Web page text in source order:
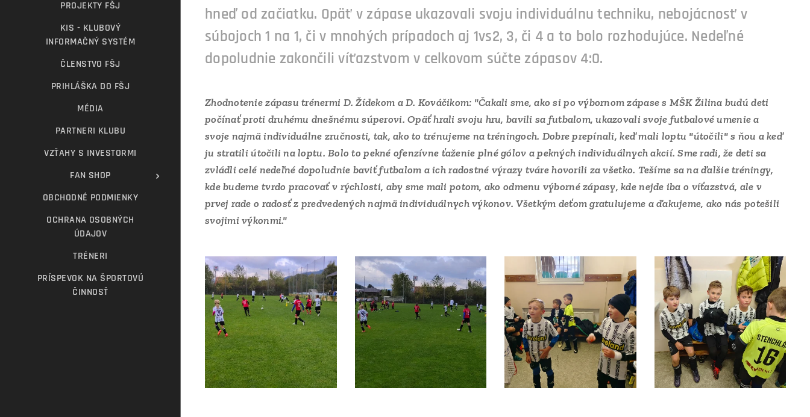
PROJEKTY FŠJ
KIS - KLUBOVÝ
INFORMAČNÝ SYSTÉM
ČLENSTVO FŠJ
PRIHLÁŠKA DO FŠJ
MÉDIA
PARTNERI KLUBU
VZŤAHY S INVESTORMI
FAN SHOP
OBCHODNÉ PODMIENKY
OCHRANA OSOBNÝCH
ÚDAJOV
TRÉNERI
PRÍSPEVOK NA ŠPORTOVÚ
ČINNOSŤ
hneď od začiatku. Opäť v zápase ukazovali svoju individuálnu techniku, nebojácnosť v
súbojoch 1 na 1, či v mnohých prípadoch aj 1vs2, 3, či 4 a to bolo rozhodujúce. Nedeľné
dopoludnie zakončili víťazstvom v celkovom súčte zápasov 4:0.
Zhodnotenie zápasu trénermi D. Žídekom a D. Kováčikom: "Čakali sme, ako si po výbornom zápase s MŠK Žilina budú deti
počínať proti druhému dnešnému súperovi. Opäť hrali svoju hru, bavili sa futbalom, ukazovali svoje futbalové umenie a
svoje najmä individuálne zručnosti, tak, ako to trénujeme na tréningoch. Dobre prepínali, keď mali loptu "útočili" s ňou a keď
ju stratili útočili na loptu. Bolo to pekné ofenzívne ťaženie plné gólov a pekných individuálnych akcií. Sme radi, že deti sa
zvládli celé nedeľné dopoludnie baviť futbalom a ich radostné výrazy tváre hovorili za všetko. Tešíme sa na ďalšie tréningy,
kde budeme tvrdo pracovať v rýchlosti, aby sme mali potom, ako odmenu výborné zápasy, kde nejde iba o víťazstvá, ale v
prvej rade o radosť z predvedených najmä individuálnych výkonov. Všetkým deťom gratulujeme a ďakujeme, ako nás potešili
svojimi výkonmi."